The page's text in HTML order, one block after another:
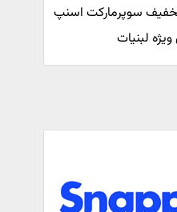
%25 تخفیف سوپرمارکت اسنپ
لبنیات